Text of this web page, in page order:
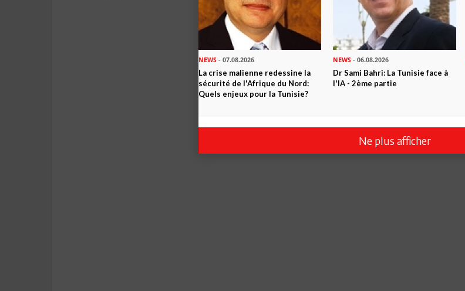
NEWS - 07.08.2026
La crise malienne redessine la
sécurité de l'Afrique du Nord:
Quels enjeux pour la Tunisie?
NEWS - 06.08.2026
Dr Sami Bahri: La Tunisie face à
l'IA - 2ème partie
Ne plus afficher